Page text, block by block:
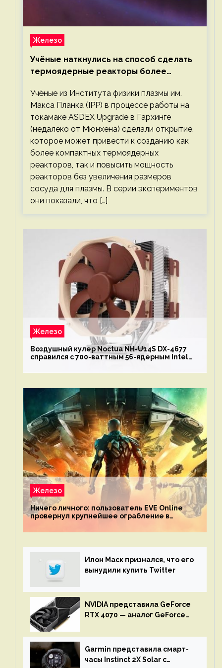
Железо
Учёные наткнулись на способ сделать
термоядерные реакторы более
Учёные из Института физики плазмы им.
Макса Планка (IPP) в процессе работы на
токамаке ASDEX Upgrade в Гархинге
(недалеко от Мюнхена) сделали открытие,
которое может привести к созданию как
более компактных термоядерных
реакторов, так и повысить мощность
реакторов без увеличения размеров
сосуда для плазмы. В серии экспериментов
они показали, что […]
Железо
Воздушный кулер Noctua NH-U14S DX-4677
справился с 700-ваттным 56-ядерным Intel
Железо
Ничего личного: пользователь EVE Online
провернул крупнейшее ограбление в
механике
Илон Маск признался, что его
вынудили купить Twitter
NVIDIA представила GeForce
RTX 4070 — аналог GeForce
Garmin представила смарт-
часы Instinct 2X Solar с